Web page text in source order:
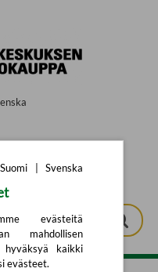
Suomi Svenska
evästeitä
mahdollisen
hyväksyä kaikki
evästeet.